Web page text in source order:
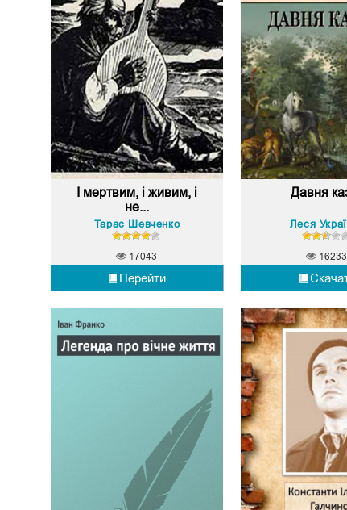
І мертвим, і живим, і
не...
Тарас Шевченко
Перейти
17043
Давня
Леся
16233